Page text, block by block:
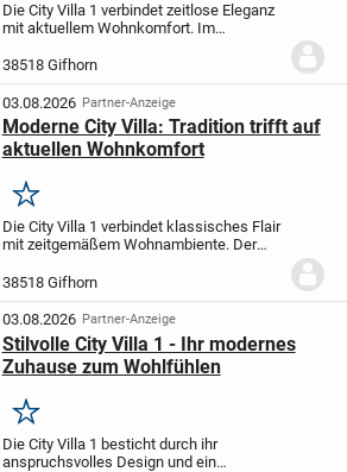
Die City Villa 1 verbindet zeitlose Eleganz
mit aktuellem Wohnkomfort. Im
genießen Sie entspannte Stunden mit der
Familie oder gesellige Abende mit Ihren
Freunden....
38518 Gifhorn
03.08.2026 Partner-Anzeige
Moderne City Villa: Tradition trifft auf
aktuellen Wohnkomfort
Merken
Die City Villa 1 verbindet klassisches Flair
mit zeitgemäßem Wohnambiente. Der
Essbereich lädt dazu ein, schöne
Momente mit Familie oder Freunden zu
verbringen - sei...
38518 Gifhorn
03.08.2026 Partner-Anzeige
Stilvolle City Villa 1 - Ihr modernes
Zuhause zum Wohlfühlen
Merken
Die City Villa 1 besticht durch ihr
anspruchsvolles Design und ein